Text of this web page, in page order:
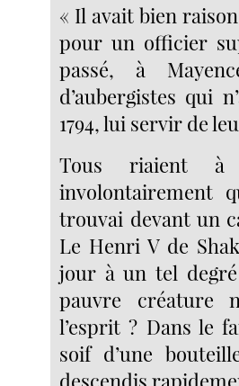
« Il avait bien
pour un officier
passé, à
d’aubergistes qui
1794, lui servir de
Tous riaient à
involontairement
trouvai devant un
Le Henri V de
jour à un tel
pauvre créature
l’esprit ? Dans le
soif d’une
descendis